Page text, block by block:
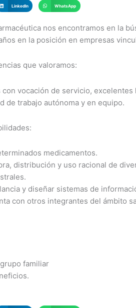
LinkedIn WhatsApp
nos encontramos en la
en la posición en empresas
que valoramos:
vocación de servicio,
de trabajo autónoma y en equipo.
medicamentos.
distribución y uso racional de
y diseñar sistemas de
con otros integrantes del ámbito
familiar